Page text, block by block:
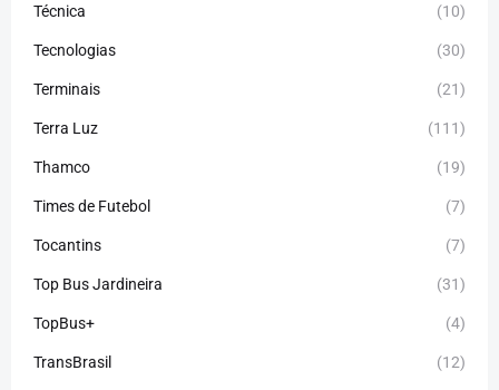
Técnica (10)
Tecnologias (30)
Terminais (21)
Terra Luz (111)
Thamco (19)
Times de Futebol (7)
Tocantins (7)
Top Bus Jardineira (31)
TopBus+ (4)
TransBrasil (12)